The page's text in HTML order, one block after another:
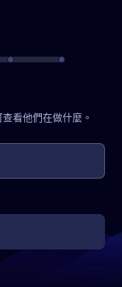
看他們在做什麼。